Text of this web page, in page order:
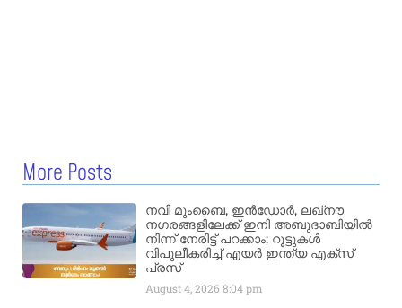
More Posts
നവി മുംബൈ, ഇൻഡോർ, ലഖ്നൗ
നഗരങ്ങളിലേക്ക് ഇനി അബുദാബിയിൽ
നിന്ന് നേരിട്ട് പറക്കാം; റൂട്ടുകൾ
വിപുലീകരിച്ച് എയർ ഇന്ത്യ എക്സ്
പ്രസ്
August 4, 20268:04 pm